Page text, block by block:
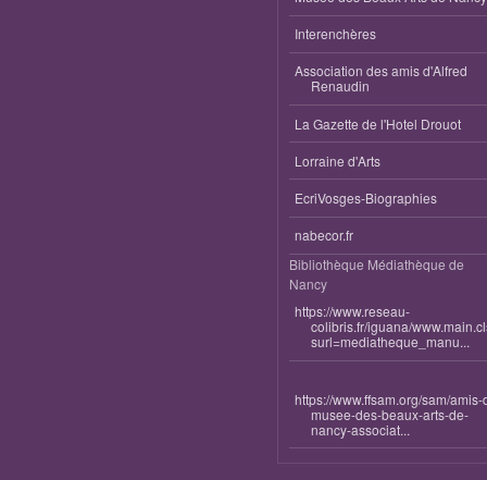
Interenchères
Association des amis d'Alfred
Renaudin
La Gazette de l'Hotel Drouot
Lorraine d'Arts
EcriVosges-Biographies
nabecor.fr
Bibliothèque Médiathèque de
Nancy
https://www.reseau-
colibris.fr/iguana/
surl=mediatheque_manu...
https://www.ffsam.org/sam/amis-
musee-des-beaux-arts-de-
nancy-associat...